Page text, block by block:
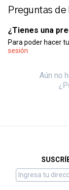
Preguntas de
¿Tienes una
Para poder hacer
sesión
Aún no